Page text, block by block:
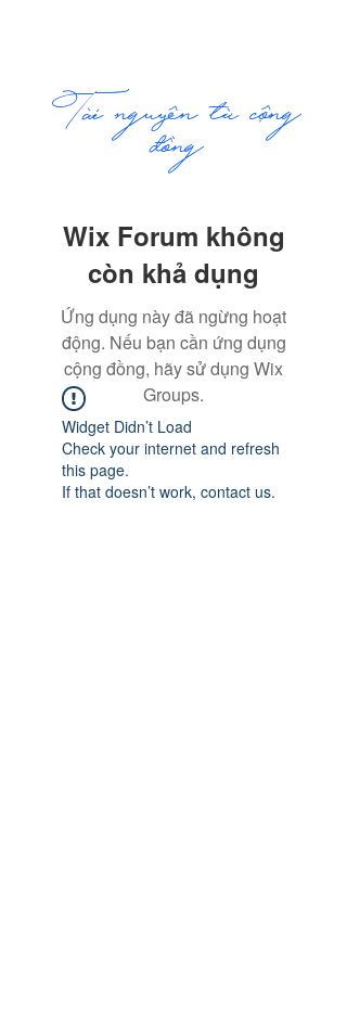
​Tài nguyên từ cộng
đồng
Wix Forum không
còn khả dụng
Ứng dụng này đã ngừng hoạt
động. Nếu bạn cần ứng dụng
cộng đồng, hãy sử dụng Wix
Groups.
Widget Didn’t Load
Check your internet and refresh
this page.
If that doesn’t work, contact us.